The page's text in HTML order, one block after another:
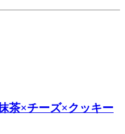
茶×チーズ×クッキー